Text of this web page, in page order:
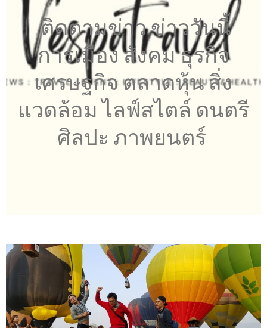
ติดตามข่าว ข่าววันนี้
การเมือง สังคม ธุรกิจ
เศรษฐกิจ ตลาดหุ้น สิ่ง
แวดล้อม ไลฟ์สไตล์ ดนตรี
ศิลปะ ภาพยนตร์